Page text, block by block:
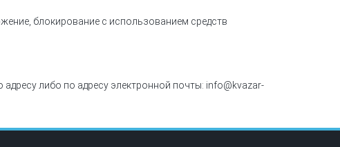
блокирование с использованием средств
либо по адресу электронной почты: info@kvazar-